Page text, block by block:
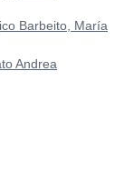
Barbeito, María
Andrea